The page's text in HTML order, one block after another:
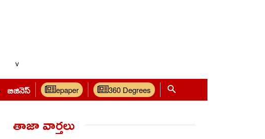
v
బిజినెస్ epaper 360 Degrees
తాజా వార్త‌లు